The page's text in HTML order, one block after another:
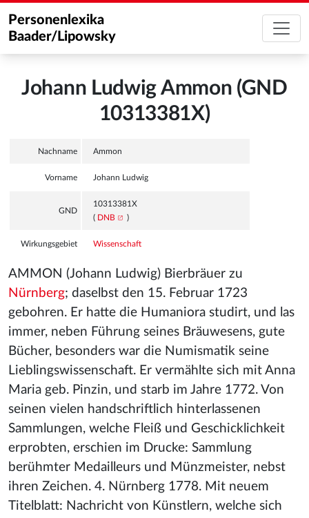
Personenlexika
Baader/Lipowsky
Johann Ludwig Ammon (GND
10313381X)
Nachname Ammon
Vorname Johann Ludwig
GND
10313381X
( DNB )
Wirkungsgebiet Wissenschaft
AMMON (Johann Ludwig) Bierbräuer zu
Nürnberg; daselbst den 15. Februar 1723
gebohren. Er hatte die Humaniora studirt, und las
immer, neben Führung seines Bräuwesens, gute
Bücher, besonders war die Numismatik seine
Lieblingswissenschaft. Er vermählte sich mit Anna
Maria geb. Pinzin, und starb im Jahre 1772. Von
seinen vielen handschriftlich hinterlassenen
Sammlungen, welche Fleiß und Geschicklichkeit
erprobten, erschien im Drucke: Sammlung
berühmter Medailleurs und Münzmeister, nebst
ihren Zeichen. 4. Nürnberg 1778. Mit neuem
Titelblatt: Nachricht von Künstlern, welche sich